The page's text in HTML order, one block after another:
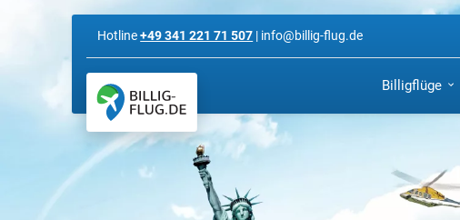
Hotline+49 341 221 71 507 | info@billig-flug.de
Billigflüge